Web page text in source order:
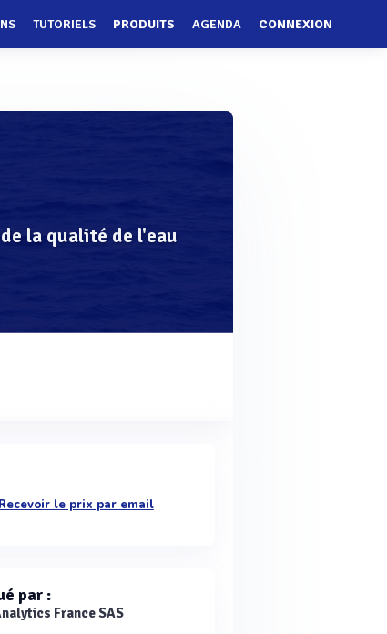
TUTORIELS PRODUITS AGENDA CONNEXION
la qualité de l'eau
Recevoir le prix par email
par :
France SAS